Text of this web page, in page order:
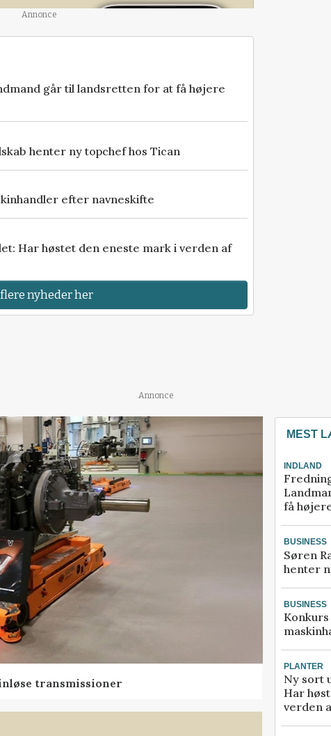
til
dig et
Annonce
går til landsretten for at få højere
henter ny topchef hos Tican
efter navneskifte
Har høstet den eneste mark i verden af
flere nyheder her
Annonce
transmissioner
MEST
INDLAND
få
BUSINESS
Søren
henter
BUSINESS
PLANTER
Ny sort
Har
verden